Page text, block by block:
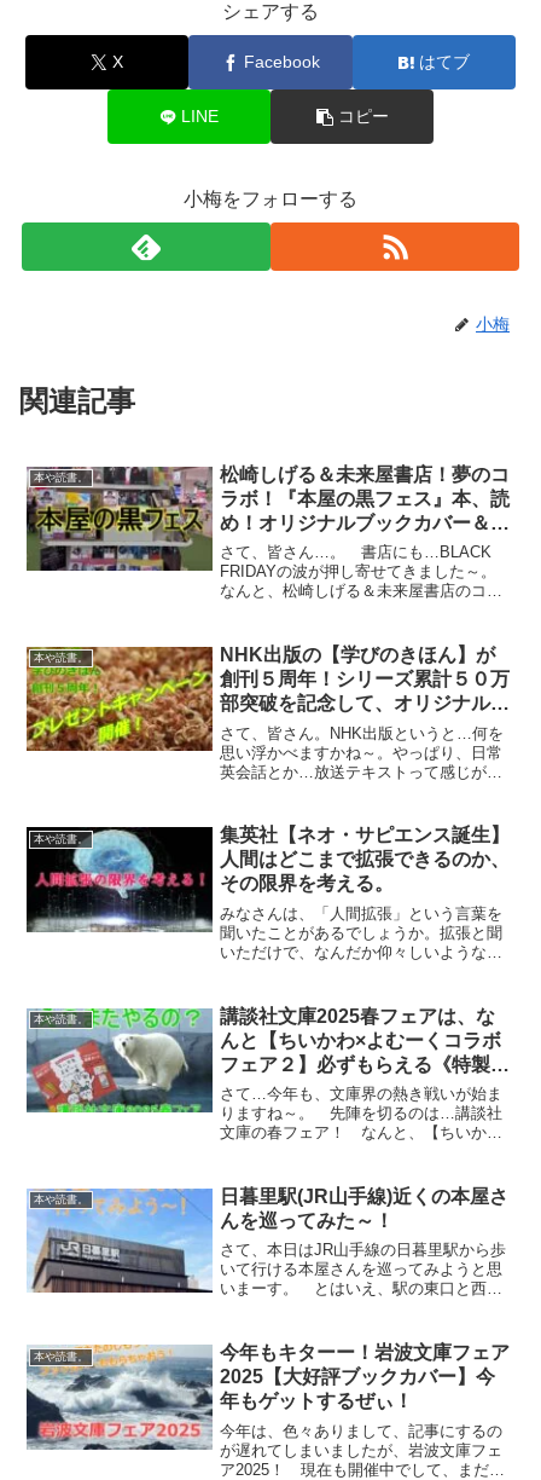
シェアする
X Facebook はてブ
LINE コピー
小梅をフォローする
小梅
関連記事
本や読書。
松崎しげる＆未来屋書店！夢のコ
ラボ！『本屋の黒フェス』本、読
め！オリジナルブックカバー＆す
ごいしおりプレゼント！
さて、皆さん…。 書店にも…BLACK
FRIDAYの波が押し寄せてきました～。
なんと、松崎しげる＆未来屋書店のコラ
は…？ さて、皆さん…今まで、こんな
ことがあったでしょ...
本や読書。
NHK出版の【学びのきほん】が
創刊５周年！シリーズ累計５０万
部突破を記念して、オリジナルブ
ックカバーをプレゼント～！
さて、皆さん。NHK出版というと…何を
思い浮かべますかね～。やっぱり、日常
英会話とか…放送テキストって感じがし
を向かえたということ、さらにシリーズ
累計５０万部を突破し...
本や読書。
集英社【ネオ・サピエンス誕生】
人間はどこまで拡張できるのか、
その限界を考える。
みなさんは、「人間拡張」という言葉を
聞いたことがあるでしょうか。拡張と聞
いただけで、なんだか仰々しいような…
ったり、人間の弱くなった部分を補った
りすることも人間拡張の一...
本や読書。
講談社文庫2025春フェアは、な
んと【ちいかわ×よむーくコラボ
フェア２】必ずもらえる《特製し
おり》をゲットしよう～！ちいか
わノートは…？
さて…今年も、文庫界の熱き戦いが始ま
りますね～。 先陣を切るのは…講談社
文庫の春フェア！ なんと、【ちいかわ×
春に開催するフェアのことです。開催す
る時期にあわせて、「冬...
本や読書。
日暮里駅(JR山手線)近くの本屋さ
んを巡ってみた～！
さて、本日はJR山手線の日暮里駅から歩
いて行ける本屋さんを巡ってみようと思
いまーす。 とはいえ、駅の東口と西口
こない方もいらっしゃるかもしれません
が、谷中銀座商店街がある...
本や読書。
今年もキターー！岩波文庫フェア
2025【大好評ブックカバー】今
年もゲットするぜぃ！
今年は、色々ありまして、記事にするの
が遅れてしまいましたが、岩波文庫フェ
ア2025！ 現在も開催中でして、まだ、